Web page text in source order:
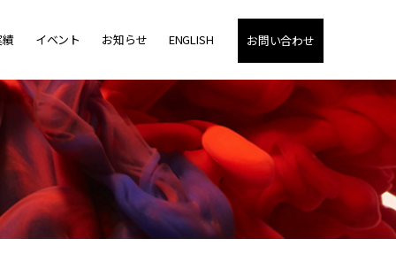
イベント お知らせ ENGLISH お問い合わせ